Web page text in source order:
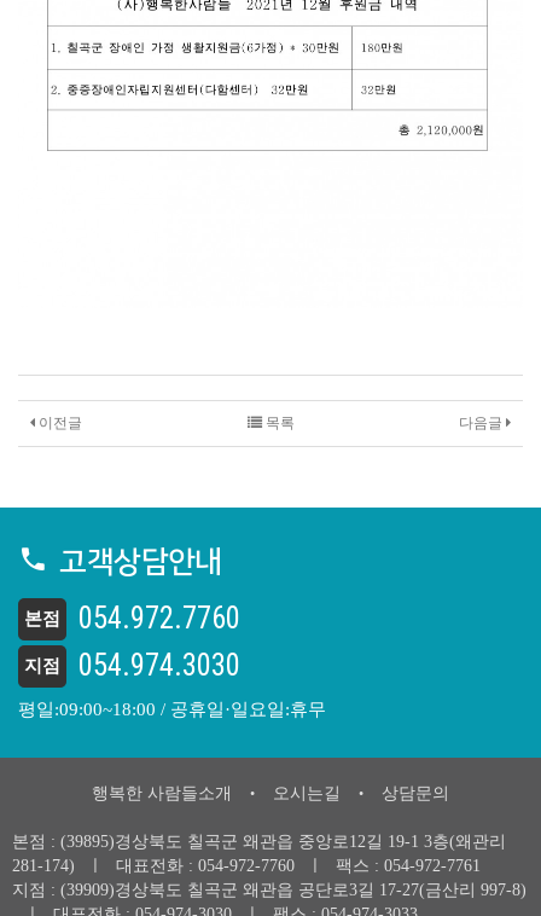
이전글 다음글
목록
고객상담안내
본점 054.972.7760
지점 054.974.3030
평일:09:00~18:00 / 공휴일·일요일:휴무
행복한 사람들소개 • 오시는길 • 상담문의
본점 : (39895)경상북도 칠곡군 왜관읍 중앙로12길 19-1 3층(왜관리
281-174)
대표전화 : 054-972-7760
팩스 : 054-972-7761
지점 : (39909)경상북도 칠곡군 왜관읍 공단로3길 17-27(금산리 997-8)